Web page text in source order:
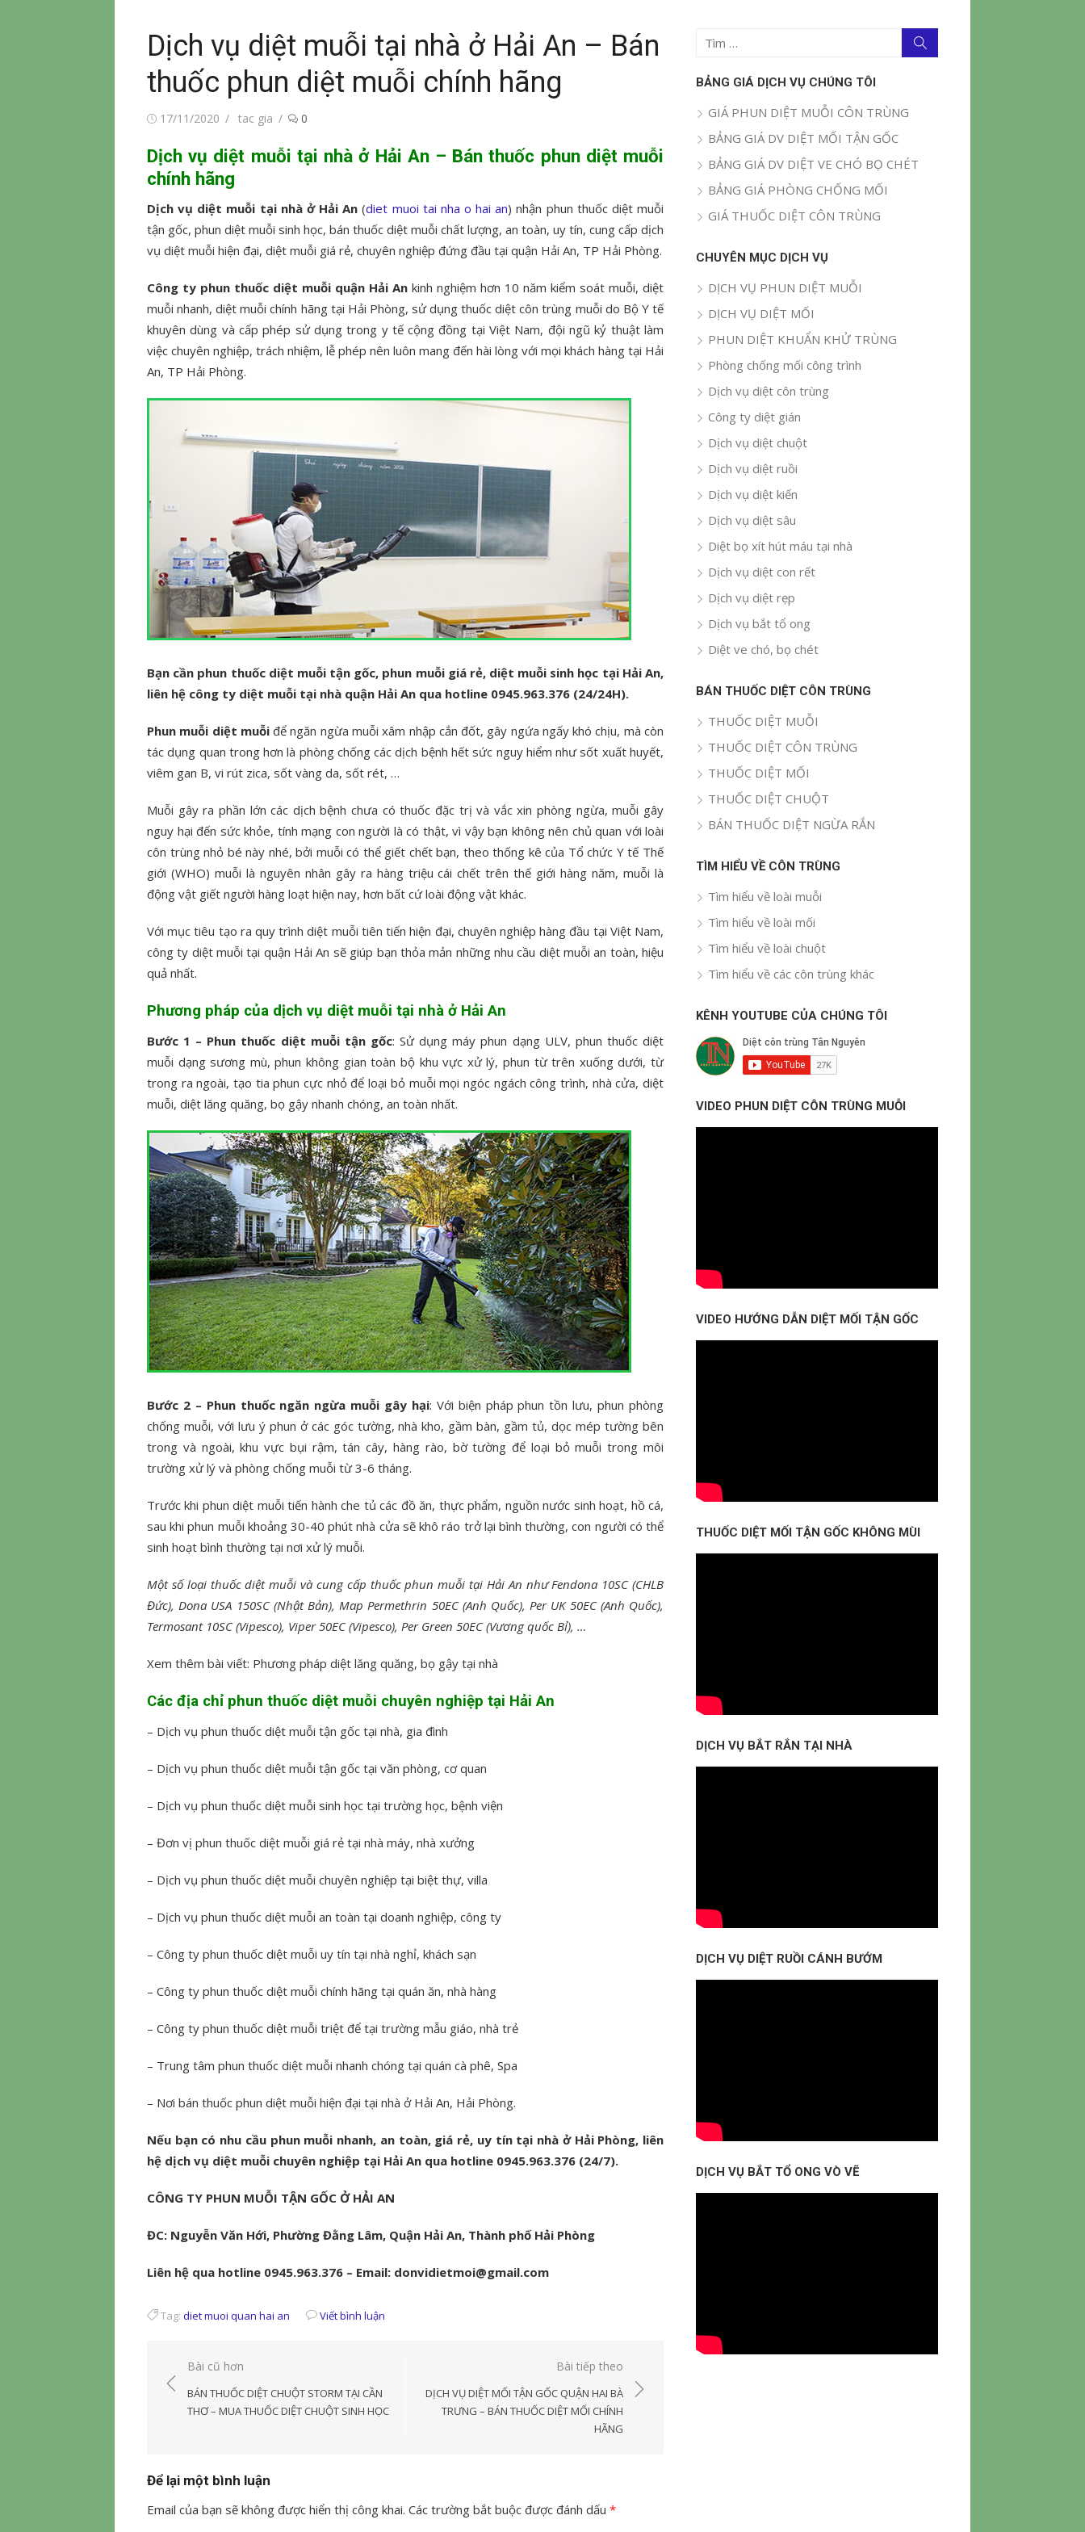
Dịch vụ diệt muỗi tại nhà ở Hải An – Bán
thuốc phun diệt muỗi chính hãng
Đăng17/11/2020
Tác
tac gia 0
Dịch vụ diệt muỗi tại nhà ở Hải An – Bán thuốc phun diệt muỗi
chính hãng
Dịch vụ diệt muỗi tại nhà ở Hải An(diet muoi tai nha o hai an) nhận phun thuốc diệt muỗi
tận gốc, phun diệt muỗi sinh học, bán thuốc diệt muỗi chất lượng, an toàn, uy tín, cung cấp dịch
vụ diệt muỗi hiện đại, diệt muỗi giá rẻ, chuyên nghiệp đứng đầu tại quận Hải An, TP Hải Phòng.
Công ty phun thuốc diệt muỗi quận Hải An kinh nghiệm hơn 10 năm kiểm soát muỗi, diệt
muỗi nhanh, diệt muỗi chính hãng tại Hải Phòng, sử dụng thuốc diệt côn trùng muỗi do Bộ Y tế
khuyên dùng và cấp phép sử dụng trong y tế cộng đồng tại Việt Nam, đội ngũ kỷ thuật làm
việc chuyên nghiệp, trách nhiệm, lễ phép nên luôn mang đến hài lòng với mọi khách hàng tại Hải
An, TP Hải Phòng.
Bạn cần phun thuốc diệt muỗi tận gốc, phun muỗi giá rẻ, diệt muỗi sinh học tại Hải An,
liên hệ công ty diệt muỗi tại nhà quận Hải An qua hotline 0945.963.376 (24/24H).
Phun muỗi diệt muỗiđể ngăn ngừa muỗi xâm nhập cắn đốt, gây ngứa ngấy khó chịu, mà còn
tác dụng quan trong hơn là phòng chống các dịch bệnh hết sức nguy hiểm như sốt xuất huyết,
viêm gan B, vi rút zica, sốt vàng da, sốt rét, …
Muỗi gây ra phần lớn các dịch bệnh chưa có thuốc đặc trị và vắc xin phòng ngừa, muỗi gây
nguy hại đến sức khỏe, tính mạng con người là có thật, vì vậy bạn không nên chủ quan với loài
côn trùng nhỏ bé này nhé, bởi muỗi có thể giết chết bạn, theo thống kê của Tổ chức Y tế Thế
giới (WHO) muỗi là nguyên nhân gây ra hàng triệu cái chết trên thế giới hàng năm, muỗi là
động vật giết người hàng loạt hiện nay, hơn bất cứ loài động vật khác.
Với mục tiêu tạo ra quy trình diệt muỗi tiên tiến hiện đại, chuyên nghiệp hàng đầu tại Việt Nam,
công ty diệt muỗi tại quận Hải An sẽ giúp bạn thỏa mản những nhu cầu diệt muỗi an toàn, hiệu
quả nhất.
Phương pháp của dịch vụ diệt muỗi tại nhà ở Hải An
Bước 1 – Phun thuốc diệt muỗi tận gốc: Sử dụng máy phun dạng ULV, phun thuốc diệt
muỗi dạng sương mù, phun không gian toàn bộ khu vực xử lý, phun từ trên xuống dưới, từ
trong ra ngoài, tạo tia phun cực nhỏ để loại bỏ muỗi mọi ngóc ngách công trình, nhà cửa, diệt
muỗi, diệt lăng quăng, bọ gậy nhanh chóng, an toàn nhất.
Bước 2 – Phun thuốc ngăn ngừa muỗi gây hại: Với biện pháp phun tồn lưu, phun phòng
chống muỗi, với lưu ý phun ở các góc tường, nhà kho, gầm bàn, gầm tủ, dọc mép tường bên
trong và ngoài, khu vực bụi rậm, tán cây, hàng rào, bờ tường để loại bỏ muỗi trong môi
trường xử lý và phòng chống muỗi từ 3-6 tháng.
Trước khi phun diệt muỗi tiến hành che tủ các đồ ăn, thực phẩm, nguồn nước sinh hoạt, hồ cá,
sau khi phun muỗi khoảng 30-40 phút nhà cửa sẽ khô ráo trở lại bình thường, con người có thể
sinh hoạt bình thường tại nơi xử lý muỗi.
Một số loại thuốc diệt muỗi và cung cấp thuốc phun muỗi tại Hải An như Fendona 10SC (CHLB
Đức), Dona USA 150SC (Nhật Bản), Map Permethrin 50EC (Anh Quốc), Per UK 50EC (Anh Quốc),
Termosant 10SC (Vipesco), Viper 50EC (Vipesco), Per Green 50EC (Vương quốc Bỉ), …
Xem thêm bài viết: Phương pháp diệt lăng quăng, bọ gậy tại nhà
Các địa chỉ phun thuốc diệt muỗi chuyên nghiệp tại Hải An
– Dịch vụ phun thuốc diệt muỗi tận gốc tại nhà, gia đình
– Dịch vụ phun thuốc diệt muỗi tận gốc tại văn phòng, cơ quan
– Dịch vụ phun thuốc diệt muỗi sinh học tại trường học, bệnh viện
– Đơn vị phun thuốc diệt muỗi giá rẻ tại nhà máy, nhà xưởng
– Dịch vụ phun thuốc diệt muỗi chuyên nghiệp tại biệt thự, villa
– Dịch vụ phun thuốc diệt muỗi an toàn tại doanh nghiệp, công ty
– Công ty phun thuốc diệt muỗi uy tín tại nhà nghỉ, khách sạn
– Công ty phun thuốc diệt muỗi chính hãng tại quán ăn, nhà hàng
– Công ty phun thuốc diệt muỗi triệt để tại trường mẫu giáo, nhà trẻ
– Trung tâm phun thuốc diệt muỗi nhanh chóng tại quán cà phê, Spa
– Nơi bán thuốc phun diệt muỗi hiện đại tại nhà ở Hải An, Hải Phòng.
Nếu bạn có nhu cầu phun muỗi nhanh, an toàn, giá rẻ, uy tín tại nhà ở Hải Phòng, liên
hệ dịch vụ diệt muỗi chuyên nghiệp tại Hải An qua hotline 0945.963.376 (24/7).
CÔNG TY PHUN MUỖI TẬN GỐC Ở HẢI AN
ĐC: Nguyễn Văn Hới, Phường Đằng Lâm, Quận Hải An, Thành phố Hải Phòng
Liên hệ qua hotline 0945.963.376 – Email: donvidietmoi@gmail.com
Tag: diet muoi quan hai an Viết bình luận
Điều
hướng
Bài cũ hơn
BÁN THUỐC DIỆT CHUỘT STORM TẠI CẦN
THƠ – MUA THUỐC DIỆT CHUỘT SINH HỌC
Bài tiếp theo
DỊCH VỤ DIỆT MỐI TẬN GỐC QUẬN HAI BÀ
TRƯNG – BÁN THUỐC DIỆT MỐI CHÍNH
HÃNG
Để lại một bình luận
Email của bạn sẽ không được hiển thị công khai. Các trường bắt buộc được đánh dấu *
Tìm
quả
kiếm
BẢNG GIÁ DỊCH VỤ CHÚNG TÔI
GIÁ PHUN DIỆT MUỖI CÔN TRÙNG
BẢNG GIÁ DV DIỆT MỐI TẬN GỐC
BẢNG GIÁ DV DIỆT VE CHÓ BỌ CHÉT
BẢNG GIÁ PHÒNG CHỐNG MỐI
GIÁ THUỐC DIỆT CÔN TRÙNG
CHUYÊN MỤC DỊCH VỤ
DỊCH VỤ PHUN DIỆT MUỖI
DỊCH VỤ DIỆT MỐI
PHUN DIỆT KHUẨN KHỬ TRÙNG
Phòng chống mối công trình
Dịch vụ diệt côn trùng
Công ty diệt gián
Dịch vụ diệt chuột
Dịch vụ diệt ruồi
Dịch vụ diệt kiến
Dịch vụ diệt sâu
Diệt bọ xít hút máu tại nhà
Dịch vụ diệt con rết
Dịch vụ diệt rẹp
Dịch vụ bắt tổ ong
Diệt ve chó, bọ chét
BÁN THUỐC DIỆT CÔN TRÙNG
THUỐC DIỆT MUỖI
THUỐC DIỆT CÔN TRÙNG
THUỐC DIỆT MỐI
THUỐC DIỆT CHUỘT
BÁN THUỐC DIỆT NGỪA RẮN
TÌM HIỂU VỀ CÔN TRÙNG
Tìm hiểu về loài muỗi
Tìm hiểu về loài mối
Tìm hiểu về loài chuột
Tìm hiểu về các côn trùng khác
KÊNH YOUTUBE CỦA CHÚNG TÔI
VIDEO PHUN DIỆT CÔN TRÙNG MUỖI
VIDEO HƯỚNG DẪN DIỆT MỐI TẬN GỐC
THUỐC DIỆT MỐI TẬN GỐC KHÔNG MÙI
DỊCH VỤ BẮT RẮN TẠI NHÀ
DỊCH VỤ DIỆT RUỒI CÁNH BƯỚM
DỊCH VỤ BẮT TỔ ONG VÒ VẼ